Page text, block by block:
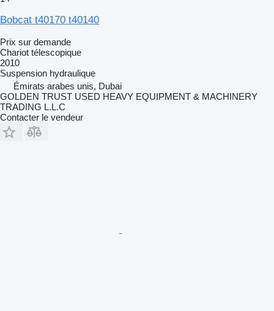
Bobcat t40170 t40140
Prix sur demande
Chariot télescopique
2010
Suspension hydraulique
Émirats arabes unis, Dubai
GOLDEN TRUST USED HEAVY EQUIPMENT & MACHINERY
TRADING L.L.C
Contacter le vendeur